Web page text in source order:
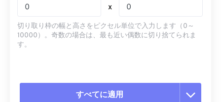
x
切り取り枠の幅と高さをピクセル単位で入力します（0～
10000）。奇数の場合は、最も近い偶数に切り捨てられま
す。
すべてに適用